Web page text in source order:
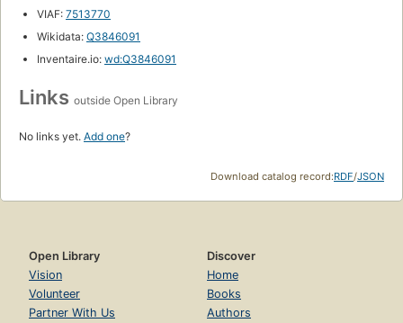
VIAF: 7513770
Wikidata: Q3846091
Inventaire.io: wd:Q3846091
Links outside Open Library
No links yet. Add one?
Download catalog record:RDF/JSON
Open Library
Vision
Volunteer
Partner With Us
Discover
Home
Books
Authors